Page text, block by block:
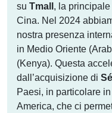
su Tmall , la
Cina. Nel 2024
nostra presenza
in Medio Oriente
(Kenya). Questa
dall’acquisizione di
Paesi, in particolare
America, che ci